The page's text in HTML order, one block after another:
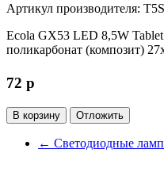
Артикул производителя:
Ecola GX53 LED 8,5W
поликарбонат (композит)
72 p
В корзину Отложить
← Светодиодные